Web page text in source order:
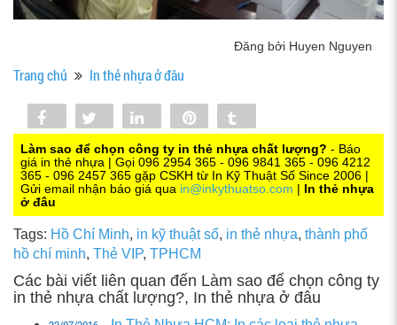
Đăng bởi Huyen Nguyen
Trang chủ In thẻ nhựa ở đâu
Share Tweet Share
0
Làm sao để chọn công ty in thẻ nhựa chất lượng? - Báo
giá in thẻ nhựa | Gọi 096 2954 365 - 096 9841 365 - 096 4212
365 - 096 2457 365 gặp CSKH từ In Kỹ Thuật Số Since 2006 |
Gửi email nhận báo giá qua in@inkythuatso.com | In thẻ nhựa
ở đâu
Tags: Hồ Chí Minh, in kỹ thuật số, in thẻ nhựa, thành phố
hồ chí minh, Thẻ VIP, TPHCM
Các bài viết liên quan đến Làm sao để chọn công ty
in thẻ nhựa chất lượng?, In thẻ nhựa ở đâu